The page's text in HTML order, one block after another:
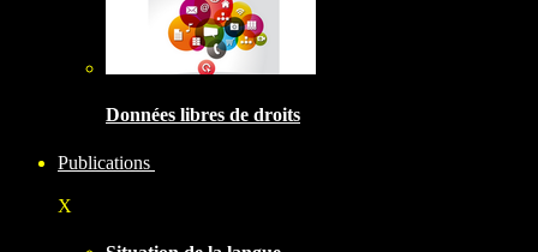
Données libres de droits
Publications
X